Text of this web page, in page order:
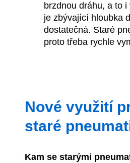
brzdnou dráhu, a to
je zbývající hloubka
dostatečná. Staré
proto třeba rychle
Nové využití
staré
Kam se starými